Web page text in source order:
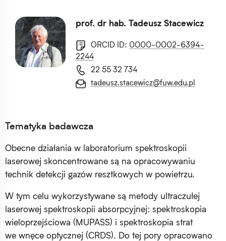
prof. dr hab. Tadeusz Stacewicz
ORCID ID: 0000-0002-6394-
2244
22 55 32 734
tadeusz.stacewicz@fuw.edu.pl
Tematyka badawcza
Obecne działania w laboratorium spektroskopii
laserowej skoncentrowane są na opracowywaniu
technik detekcji gazów resztkowych w powietrzu.
W tym celu wykorzystywane są metody ultraczułej
laserowej spektroskopii absorpcyjnej: spektroskopia
wieloprzejściowa (MUPASS) i spektroskopia strat
we wnęce optycznej (CRDS). Do tej pory opracowano